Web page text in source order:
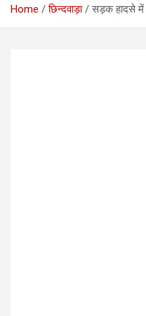
Home छिन्दवाड़ा सड़क हादसे में